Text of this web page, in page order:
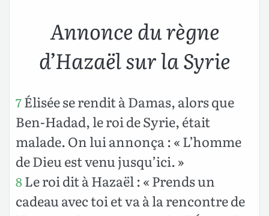
Annonce du règne
d’Hazaël sur la Syrie
7Élisée se rendit à Damas, alors que
Ben-Hadad, le roi de Syrie, était
malade. On lui annonça : « L’homme
de Dieu est venu jusqu’ici. »
8Le roi dit à Hazaël : « Prends un
cadeau avec toi et va à la rencontre de